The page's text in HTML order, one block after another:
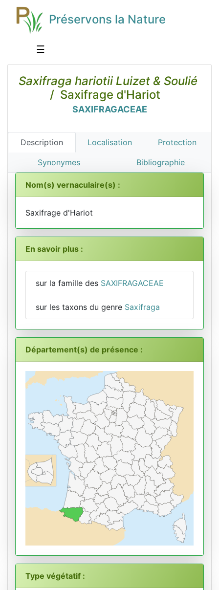
Préservons la Nature
☰
Saxifraga hariotii Luizet & Soulié
/ Saxifrage d'Hariot
SAXIFRAGACEAE
Description Localisation Protection
Synonymes Bibliographie
Nom(s) vernaculaire(s) :
Saxifrage d'Hariot
En savoir plus :
sur la famille des SAXIFRAGACEAE
sur les taxons du genre Saxifraga
Département(s) de présence :
Type végétatif :